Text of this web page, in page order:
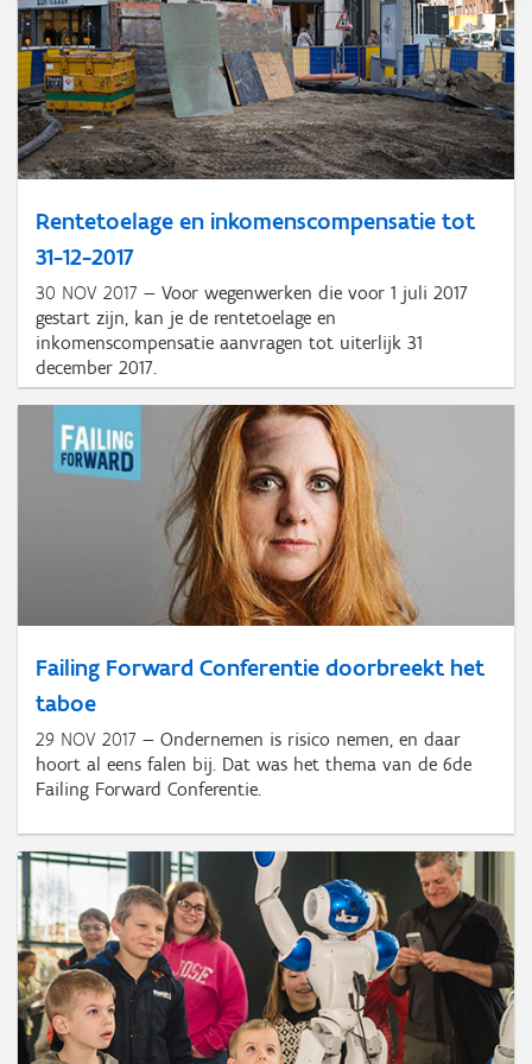
Rentetoelage en inkomenscompensatie tot
31-12-2017
30 NOV 2017
Voor wegenwerken die voor 1 juli 2017
gestart zijn, kan je de rentetoelage en
inkomenscompensatie aanvragen tot uiterlijk 31
december 2017.
Failing Forward Conferentie doorbreekt het
taboe
29 NOV 2017
Ondernemen is risico nemen, en daar
hoort al eens falen bij. Dat was het thema van de 6de
Failing Forward Conferentie.